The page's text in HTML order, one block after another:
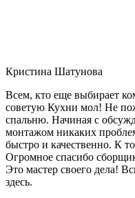
Кристина Шатунова
Всем, кто еще выбирает
советую Кухни мол! Не
спальню. Начиная с
монтажом никаких
быстро и качественно. К
Огромное спасибо
Это мастер своего дела!
здесь.